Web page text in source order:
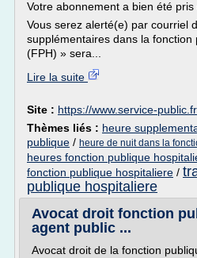
Votre abonnement a bien été pris
Vous serez alerté(e) par courriel
supplémentaires dans la fonction
(FPH) » sera...
Lire la suite
Site : https://www.service-public.fr
Thèmes liés : heure
publique / heure de nuit dans la
heures fonction publique
fonction publique hospitaliere /
publique hospitaliere
Avocat droit fonction
agent public ...
Avocat droit de la fonction